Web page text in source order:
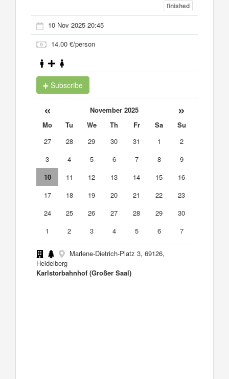
finished
10 Nov 2025 20:45
14.00 €/person
Subscribe
« November 2025 »
Mo Tu We Th Fr Sa
Su
27
28 29 30 31 1
2
3
4 5 6 7 8
9
10
11 12 13 14 15
16
17
18 19 20 21 22
23
24
25 26 27 28 29
30
1
2 3 4 5 6 7
Marlene-Dietrich-Platz 3, 69126,
Heidelberg
Karlstorbahnhof (Großer Saal)